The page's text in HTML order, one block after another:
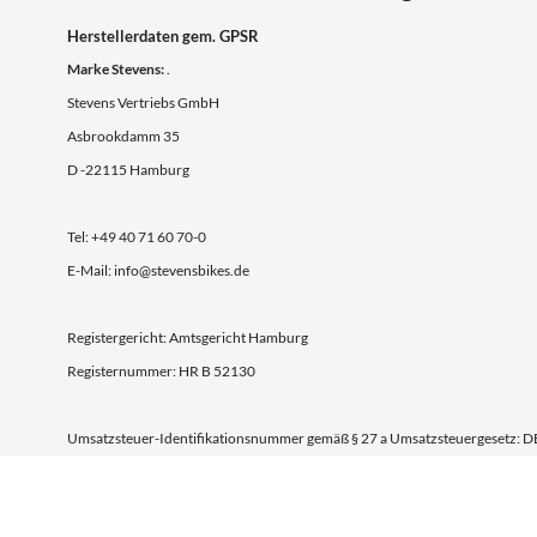
Herstellerdaten gem. GPSR
Marke Stevens:.
Stevens Vertriebs GmbH
Asbrookdamm 35
D -22115 Hamburg
Tel: +49 40 71 60 70-0
E-Mail: info@stevensbikes.de
Registergericht: Amtsgericht Hamburg
Registernummer: HR B 52130
Umsatzsteuer-Identifikationsnummer gemäß § 27 a Umsatzsteuergesetz: